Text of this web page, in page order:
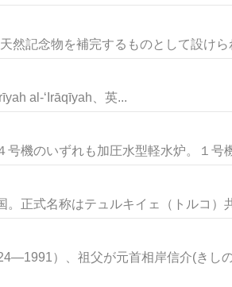
然記念物を補完するものとして設けら
al-‘Irāqīyah、英...
機のいずれも加圧水型軽水炉。１号
正式名称はテュルキイェ（トルコ）
）、祖父が元首相岸信介(きし